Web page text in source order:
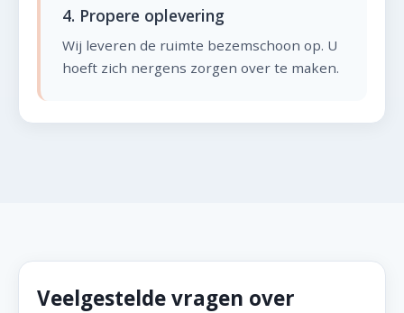
4. Propere oplevering
Wij leveren de ruimte bezemschoon op. U
hoeft zich nergens zorgen over te maken.
Veelgestelde vragen over